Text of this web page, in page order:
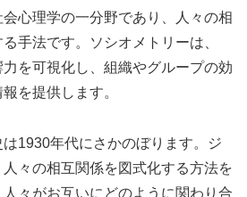
心理学の一分野であり、人々の相
手法です。ソシオメトリーは、
を可視化し、組織やグループの効
を提供します。
1930年代にさかのぼります。ジ
々の相互関係を図式化する方法を
々がお互いにどのように関わり合